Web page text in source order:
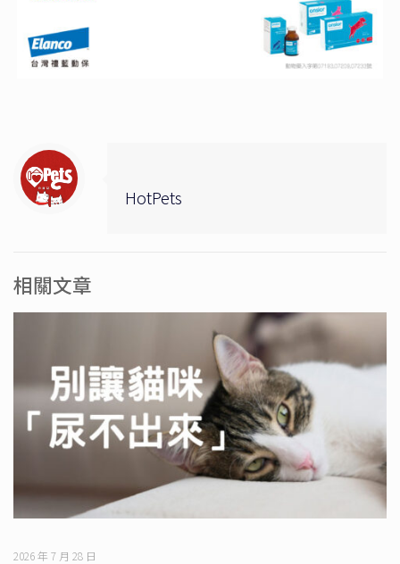
HotPets
相關文章
2026 年 7 月 28 日